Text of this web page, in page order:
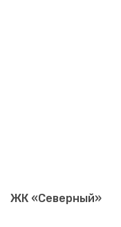
ЖК «Северный»